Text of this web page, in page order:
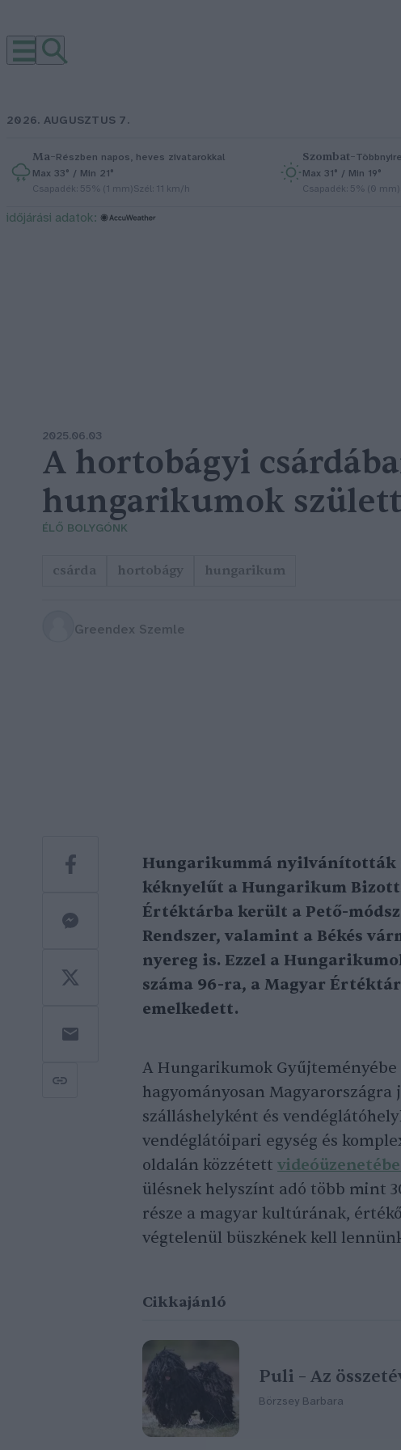
2026. AUGUSZTUS 7.
Ma–Részben napos, heves zivatarokkal
Max 33° / Min 21°
Csapadék: 55% (1 mm)Szél: 11 km/h
Szombat–
Max 31° / Min 19°
Csapadék: 5% (0 mm)
időjárási adatok:
2025.06.03
A hortobágyi
hungarikumok
ÉLŐ BOLYGÓNK
csárda hortobágy hungarikum
Greendex Szemle
Hungarikummá nyilvánították
kéknyelűt a Hungarikum
Értéktárba került a Pető-
Rendszer, valamint a Békés
nyereg is. Ezzel a
száma 96-ra, a Magyar
emelkedett.
A Hungarikumok
hagyományosan
szálláshelyként és
vendéglátóipari egység és
oldalán közzétett
ülésnek helyszínt adó több mint
része a magyar kultúrának,
végtelenül büszkének kell
Cikkajánló
Puli – Az
Börzsey Barbara